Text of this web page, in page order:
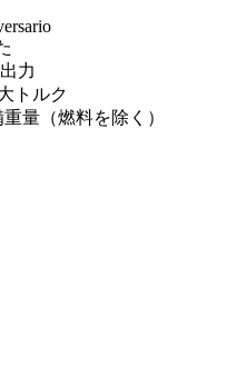
力
トルク
量（燃料を除く）